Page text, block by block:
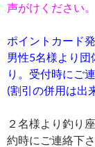
声がけください。
ポイントカード
男性5名様より
り。受付時にご
(割引の併用は出
２名様より釣り
約時にご連絡下